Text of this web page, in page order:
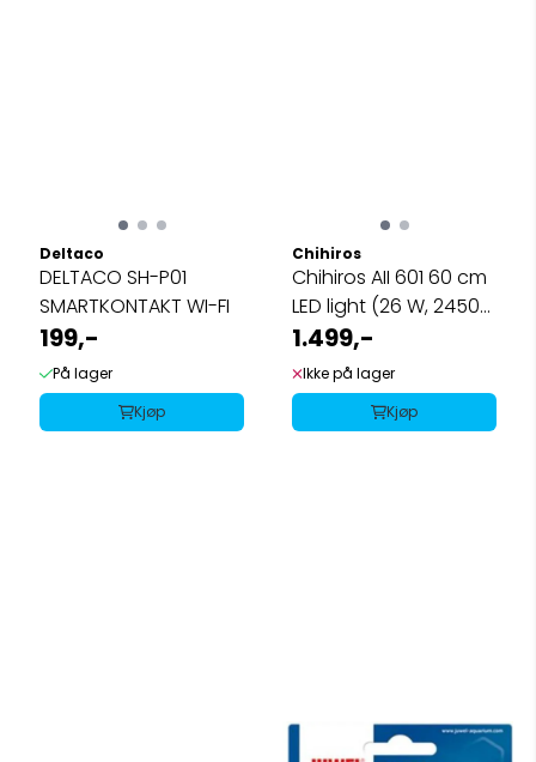
Deltaco
DELTACO SH-P01
SMARTKONTAKT WI-FI
199,-
På lager
Kjøp
Chihiros
Chihiros AII 601 60 cm
LED light (26 W, 2450
lm)
1.499,-
Ikke på lager
Kjøp